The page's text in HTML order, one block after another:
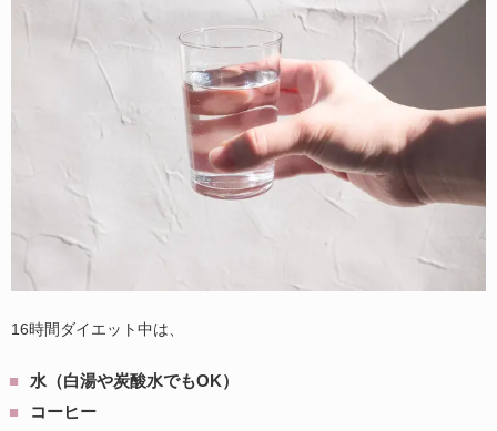
16時間ダイエット中は、
水（白湯や炭酸水でもOK）
コーヒー